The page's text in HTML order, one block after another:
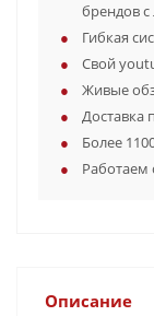
брендов
Гибкая
Свой
Живые
Доставка
Более
Работаем
Описание